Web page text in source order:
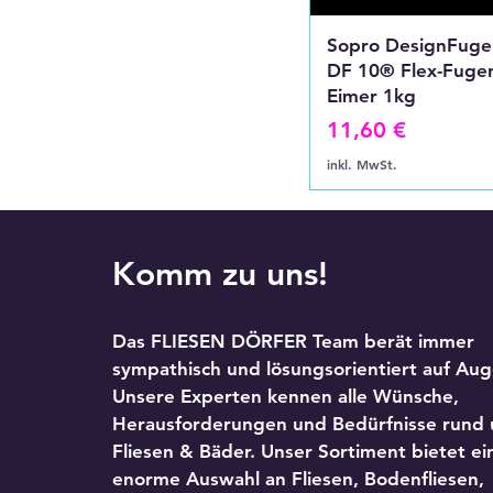
Sopro
DF 10® Flex-
Eimer 1kg
Preis
11,60 €
inkl. MwSt.
Komm zu uns!
Das FLIESEN DÖRFER Team berät immer
sympathisch und lösungsorientiert auf
Unsere Experten kennen alle Wünsche,
Herausforderungen und Bedürfnisse rund
Fliesen & Bäder. Unser Sortiment bietet
enorme Auswahl an Fliesen, Bodenfliesen,